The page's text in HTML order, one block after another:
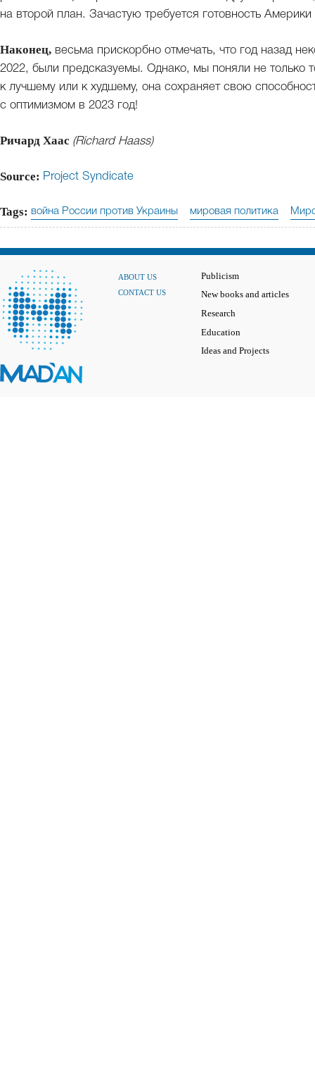
на второй план. Зачастую требуется готовность
Наконец, весьма прискорбно отмечать, что год назад
2022, были предсказуемы. Однако, мы поняли не только
к лучшему или к худшему, она сохраняет свою
с оптимизмом в 2023 год!
Ричард Хаас (Richard Haass)
Source: Project Syndicate
Tags: война России против Украины мировая политика
ABOUT US
CONTACT US
Publicism
New books and articles
Research
Education
Ideas and Projects